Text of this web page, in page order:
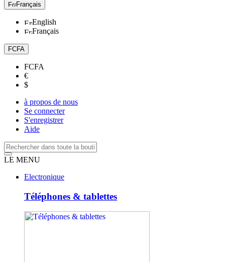
Français
English
Français
FCFA
FCFA
€
$
à propos de nous
Se connecter
S'enregistrer
Aide
LE MENU
Electronique
Téléphones & tablettes